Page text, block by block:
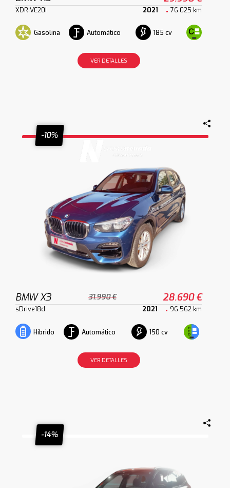
XDRIVE20I 2021 76.025 km
Gasolina Automático 185 cv
VER DETALLES
-10%
BMW X3 31.990 € 28.690 €
sDrive18d 2021 96.562 km
Híbrido Automático 150 cv
VER DETALLES
-14%